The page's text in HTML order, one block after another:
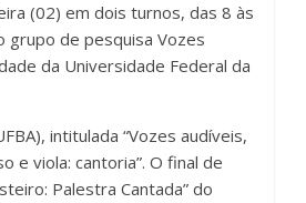
(02) em dois turnos, das 8 às
grupo de pesquisa Vozes
da Universidade Federal da
intitulada “Vozes audíveis,
e viola: cantoria”. O final de
Palestra Cantada” do